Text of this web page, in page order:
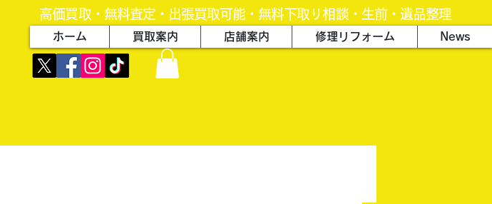
高価買取・無料査定・出張買取可能・無料下取り相談・生前・遺品整理
ホーム 買取案内 店舗案内 修理リフォーム News